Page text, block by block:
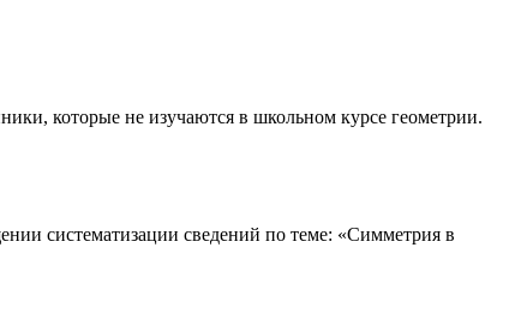
которые не изучаются в школьном курсе геометрии.
систематизации сведений по теме: «Симметрия в